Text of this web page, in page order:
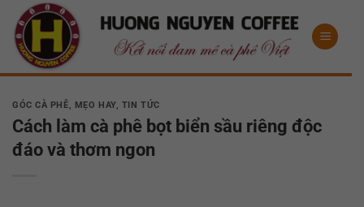
qua
nội
dung
GÓC CÀ PHÊ, MẸO HAY, TIN TỨC
Cách làm cà phê bọt biển sầu riêng độc
đáo và thơm ngon